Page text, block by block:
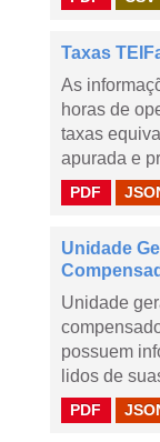
Taxas
As
horas de
taxas
apurada e
PDF
Unidade
Unidade
possuem
lidos de
PDF